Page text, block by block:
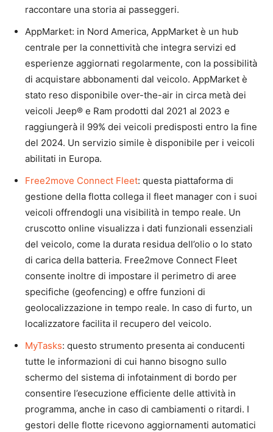
raccontare una storia ai passeggeri.
AppMarket: in Nord America, AppMarket è un hub
centrale per la connettività che integra servizi ed
esperienze aggiornati regolarmente, con la possibilità
di acquistare abbonamenti dal veicolo. AppMarket è
stato reso disponibile over-the-air in circa metà dei
veicoli Jeep® e Ram prodotti dal 2021 al 2023 e
raggiungerà il 99% dei veicoli predisposti entro la fine
del 2024. Un servizio simile è disponibile per i veicoli
abilitati in Europa.
Free2move Connect Fleet: questa piattaforma di
gestione della flotta collega il fleet manager con i suoi
veicoli offrendogli una visibilità in tempo reale. Un
cruscotto online visualizza i dati funzionali essenziali
del veicolo, come la durata residua dell’olio o lo stato
di carica della batteria. Free2move Connect Fleet
consente inoltre di impostare il perimetro di aree
specifiche (geofencing) e offre funzioni di
geolocalizzazione in tempo reale. In caso di furto, un
localizzatore facilita il recupero del veicolo.
MyTasks: questo strumento presenta ai conducenti
tutte le informazioni di cui hanno bisogno sullo
schermo del sistema di infotainment di bordo per
consentire l’esecuzione efficiente delle attività in
programma, anche in caso di cambiamenti o ritardi. I
gestori delle flotte ricevono aggiornamenti automatici